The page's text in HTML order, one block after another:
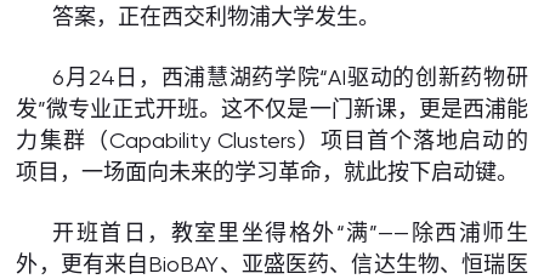
答案，正在西交利物浦大学发生。
6月24日，西浦慧湖药学院“AI驱动的创新药物研
发”微专业正式开班。这不仅是一门新课，更是西浦能
力集群（Capability Clusters）项目首个落地启动的
项目，一场面向未来的学习革命，就此按下启动键。
开班首日，教室里坐得格外“满”——除西浦师生
外，更有来自BioBAY、亚盛医药、信达生物、恒瑞医